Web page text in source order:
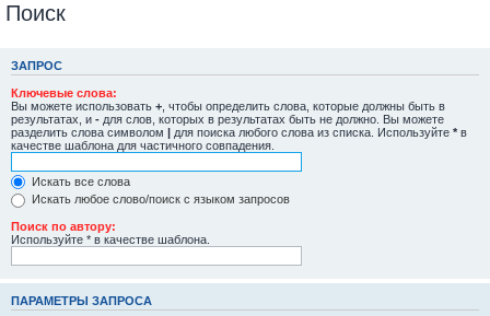
Поиск
ЗАПРОС
Ключевые слова:
Вы можете использовать + , чтобы определить слова, которые должны быть в
результатах, и - для слов, которых в результатах быть не должно. Вы можете
разделить слова символом | для поиска любого слова из списка. Используйте * в
качестве шаблона для частичного совпадения.
Искать все слова
Искать любое слово/поиск с языком запросов
Поиск по автору:
Используйте * в качестве шаблона.
ПАРАМЕТРЫ ЗАПРОСА